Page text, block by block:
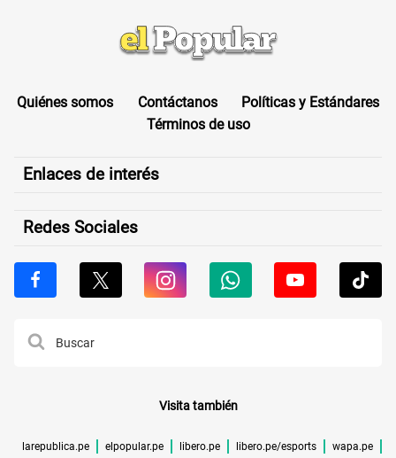
Quiénes somos Contáctanos
Políticas y Estándares
Términos de uso
Enlaces de interés
Redes Sociales
Visita también
larepublica.pe elpopular.pe libero.pe libero.pe/esports wapa.pe